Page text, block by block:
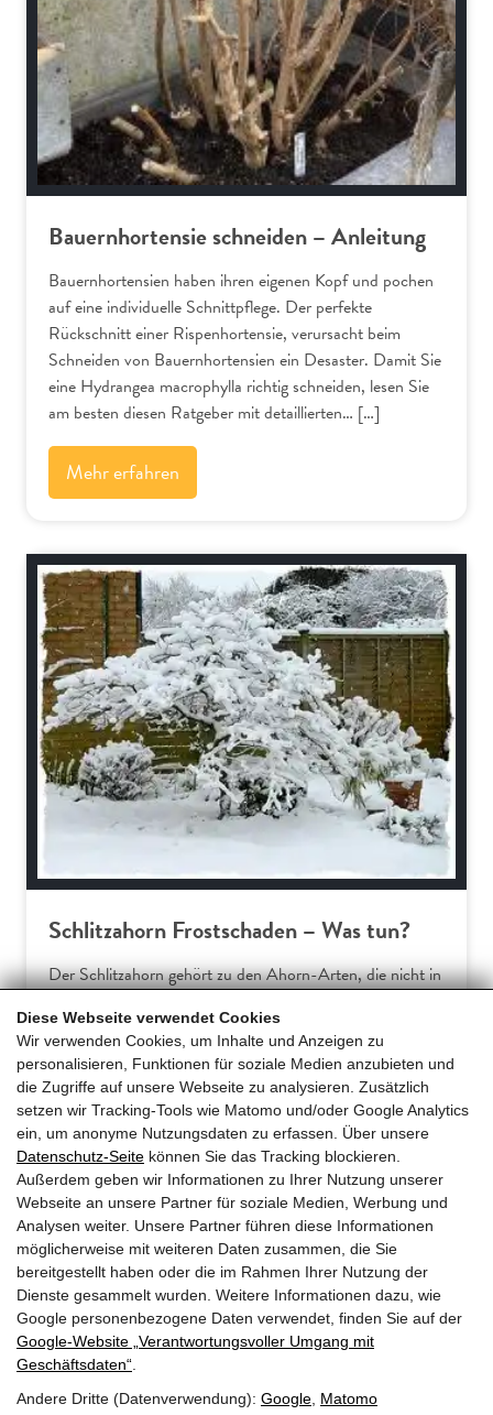
Diese Webseite verwendet Cookies
Wir verwenden Cookies, um Inhalte und Anzeigen zu
personalisieren, Funktionen für soziale Medien anzubieten und
die Zugriffe auf unsere Webseite zu analysieren. Zusätzlich
setzen wir Tracking-Tools wie Matomo und/oder Google Analytics
ein, um anonyme Nutzungsdaten zu erfassen. Über unsere
Datenschutz-Seite können Sie das Tracking blockieren.
Außerdem geben wir Informationen zu Ihrer Nutzung unserer
Webseite an unsere Partner für soziale Medien, Werbung und
Analysen weiter. Unsere Partner führen diese Informationen
möglicherweise mit weiteren Daten zusammen, die Sie
bereitgestellt haben oder die im Rahmen Ihrer Nutzung der
Dienste gesammelt wurden. Weitere Informationen dazu, wie
Google personenbezogene Daten verwendet, finden Sie auf der
Google‑Website „Verantwortungsvoller Umgang mit
Geschäftsdaten“
Andere Dritte (Datenverwendung): Google Matomo
Bauernhortensie schneiden – Anleitung
Bauernhortensien haben ihren eigenen Kopf und pochen
auf eine individuelle Schnittpflege. Der perfekte
Rückschnitt einer Rispenhortensie, verursacht beim
Schneiden von Bauernhortensien ein Desaster. Damit Sie
eine Hydrangea macrophylla richtig schneiden, lesen Sie
am besten diesen Ratgeber mit detaillierten… […]
Mehr erfahren
Bäume und Sträucher
Schlitzahorn Frostschaden – Was tun?
Der Schlitzahorn gehört zu den Ahorn-Arten, die nicht in
Hausgärtner am Acer palmatum dissectum häufiger über
Frostschäden klagen. Dieser Ratgeber erklärt die
typischen Symptome und gibt praxiserprobte Tipps für
effektive Gegenmaßnahmen und… […]
Mehr erfahren